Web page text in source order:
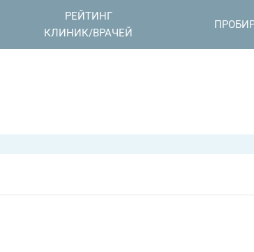
РЕЙТИНГ
КЛИНИК/ВРАЧЕЙ